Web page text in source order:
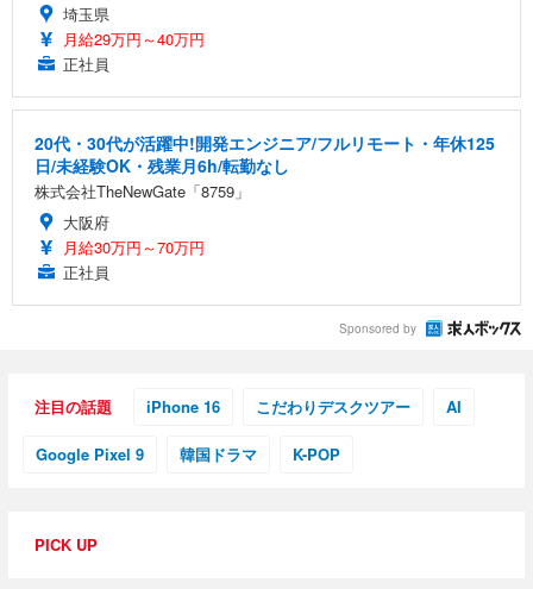
埼玉県
月給29万円～40万円
正社員
20代・30代が活躍中!開発エンジニア/フルリモート・年休125
日/未経験OK・残業月6h/転勤なし
株式会社TheNewGate「8759」
大阪府
月給30万円～70万円
正社員
Sponsored by
注目の話題 iPhone 16 こだわりデスクツアー AI
Google Pixel 9 韓国ドラマ K-POP
PICK UP